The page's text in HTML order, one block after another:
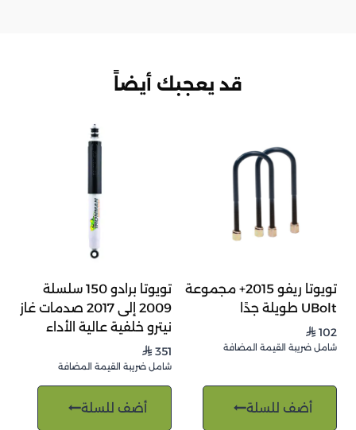
قد يعجبك أيضاً
تويوتا ريفو 2015+ مجموعة
UBolt طويلة جدًا
⃁102
شامل ضريبة القيمة المضافة
أضف للسلة
تويوتا برادو 150 سلسلة
2009 إلى 2017 صدمات غاز
نيترو خلفية عالية الأداء
⃁351
شامل ضريبة القيمة المضافة
أضف للسلة